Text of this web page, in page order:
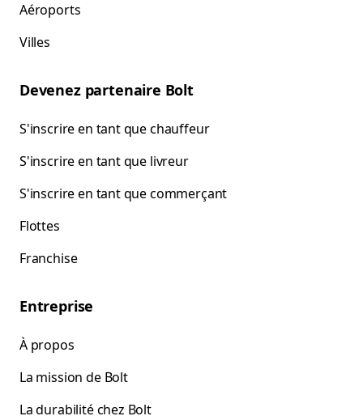
Aéroports
Villes
Devenez partenaire Bolt
S'inscrire en tant que chauffeur
S'inscrire en tant que livreur
S'inscrire en tant que commerçant
Flottes
Franchise
Entreprise
À propos
La mission de Bolt
La durabilité chez Bolt